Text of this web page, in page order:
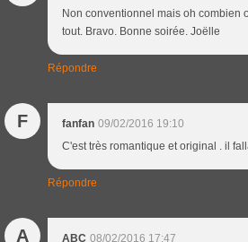
Non conventionnel mais oh combien
tout. Bravo. Bonne soirée. Joëlle
Répondre
F fanfan 09/02/2016 19:10
C'est très romantique et original . il
Répondre
A ABC 08/02/2016 17:47